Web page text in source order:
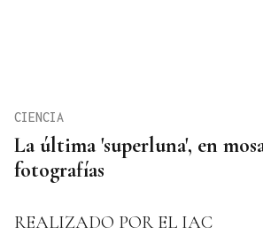
La última 'superluna', en
fotografías
CIENCIA
REALIZADO POR EL IAC